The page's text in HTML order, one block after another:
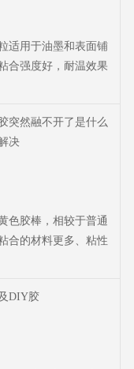
适用于油墨和表面铺
合强度好，耐温效果
突然融不开了是什么
决
色胶棒，相较于普通
合的材料更多、粘性
DIY胶